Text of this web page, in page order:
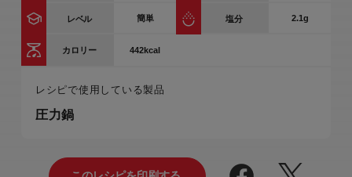
レベル 簡単 塩分 2.1g
カロリー 442kcal
レシピで使用している製品
圧力鍋